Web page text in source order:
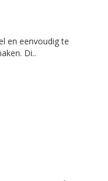
en eenvoudig te
Di..